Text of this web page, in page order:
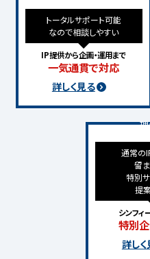
トータルサポート可能
なので相談しやすい
IP提供から企画・運用まで
一気通貫で対応
詳しく見る
通常の
留
特別
提
シンフィ
特別
詳し